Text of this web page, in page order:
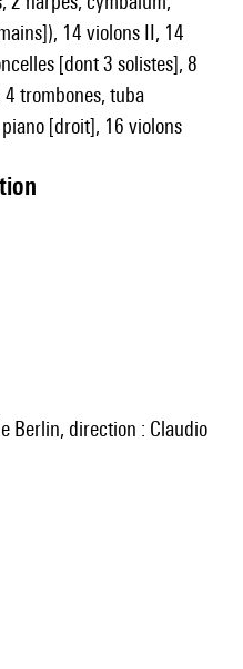
14 violons II, 14
[dont 3 solistes], 8
trombones, tuba
[droit], 16 violons